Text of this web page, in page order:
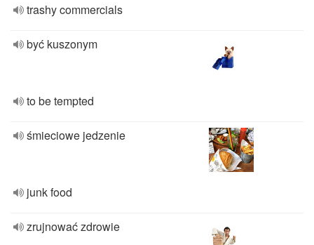
trashy commercials
być kuszonym
to be tempted
śmieciowe jedzenie
junk food
zrujnować zdrowie